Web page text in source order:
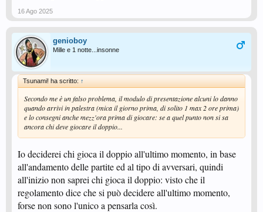
16 Ago 2025
genioboy
Mille e 1 notte...insonne
Tsunami! ha scritto: ↑
Secondo me è un falso problema, il modulo di presentazione alcuni lo danno
quando arrivi in palestra (mica il giorno prima, di solito 1 max 2 ore prima)
e lo consegni anche mezz'ora prima di giocare: se a quel punto non si sa
ancora chi deve giocare il doppio...
Io deciderei chi gioca il doppio all'ultimo momento, in base
all'andamento delle partite ed al tipo di avversari, quindi
all'inizio non saprei chi gioca il doppio: visto che il
regolamento dice che si può decidere all'ultimo momento,
forse non sono l'unico a pensarla così.